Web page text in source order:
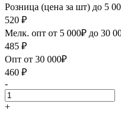
Розница (цена за шт) до 5
520 ₽
Мелк. опт от 5 000₽ до 30
485 ₽
Опт от 30 000₽
460 ₽
-
+